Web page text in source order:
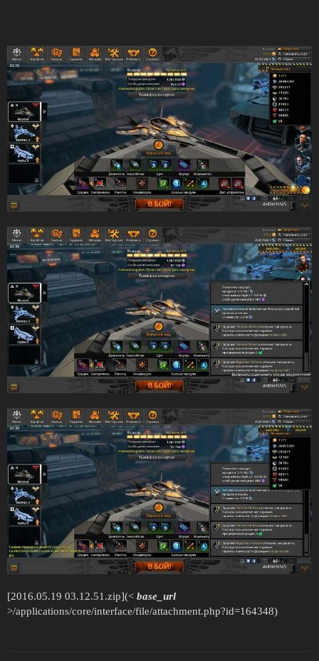
[2016.05.19 03.12.51.zip](< base_url
>/applications/core/interface/file/attachment.php?id=164348)